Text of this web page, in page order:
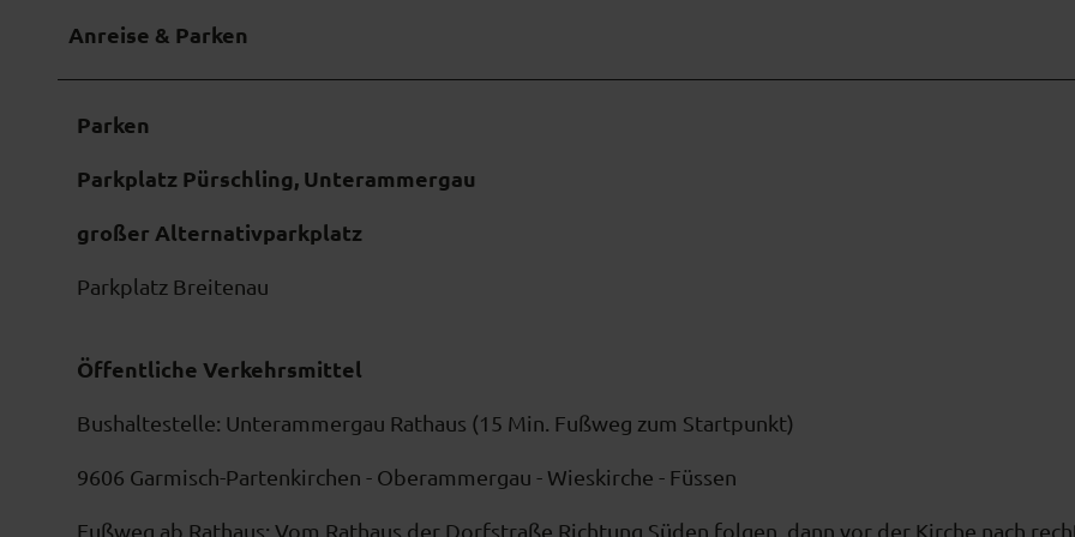
Anreise & Parken
Parken
Parkplatz Pürschling, Unterammergau
großer Alternativparkplatz
Parkplatz Breitenau
Öffentliche Verkehrsmittel
Bushaltestelle: Unterammergau Rathaus (15 Min. Fußweg zum Startpunkt)
9606 Garmisch-Partenkirchen - Oberammergau - Wieskirche - Füssen
Fußweg ab Rathaus: Vom Rathaus der Dorfstraße Richtung Süden folgen, dann vor der Kirche nach